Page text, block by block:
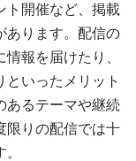
ト開催など、掲載
あります。配信の
報を届けたり、
といったメリット
あるテーマや継続
限りの配信では十